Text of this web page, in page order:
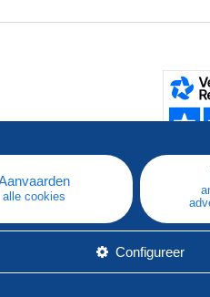
alle cookies
Configureer